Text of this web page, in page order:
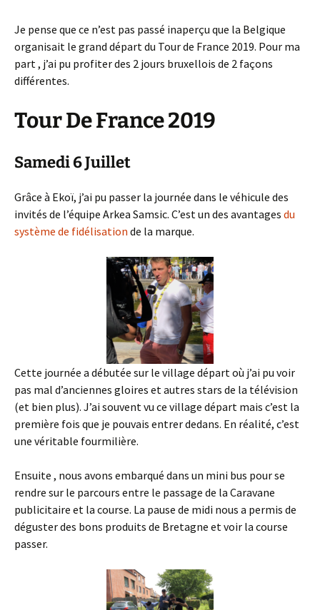
Je pense que ce n’est pas passé inaperçu que la Belgique
organisait le grand départ du Tour de France 2019. Pour ma
part , j’ai pu profiter des 2 jours bruxellois de 2 façons
différentes.
Tour De France 2019
Samedi 6 Juillet
Grâce à Ekoï, j’ai pu passer la journée dans le véhicule des
invités de l’équipe Arkea Samsic. C’est un des avantages du
système de fidélisation de la marque.
Cette journée a débutée sur le village départ où j’ai pu voir
pas mal d’anciennes gloires et autres stars de la télévision
(et bien plus). J’ai souvent vu ce village départ mais c’est la
première fois que je pouvais entrer dedans. En réalité, c’est
une véritable fourmilière.
Ensuite , nous avons embarqué dans un mini bus pour se
rendre sur le parcours entre le passage de la Caravane
publicitaire et la course. La pause de midi nous a permis de
déguster des bons produits de Bretagne et voir la course
passer.